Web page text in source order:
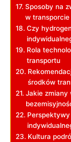
Sposoby⁤ na
w transporcie
Czy
Rola
transportu
środków
Jakie zmiany
Kultura